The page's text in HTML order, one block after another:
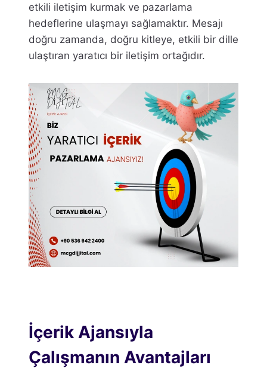
etkili iletişim kurmak ve pazarlama
hedeflerine ulaşmayı sağlamaktır. Mesajı
doğru zamanda, doğru kitleye, etkili bir dille
ulaştıran yaratıcı bir iletişim ortağıdır.
İçerik Ajansıyla
Çalışmanın Avantajları